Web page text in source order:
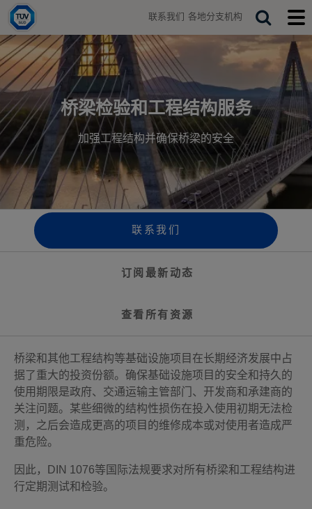
e
各地分支机构
联系我们
T
o
g
e
e
a
r
c
h
b
a
r
T
o
g
g
l
e
o
i
l
e
n
S
e
a
r
c
h
桥梁检验和工程结构服务
加强工程结构并确保桥梁的安全
联系我们
订阅最新动态
查看所有资源
桥梁和其他工程结构等基础设施项目在长期经济发展中占
据了重大的投资份额。确保基础设施项目的安全和持久的
使用期限是政府、交通运输主管部门、开发商和承建商的
关注问题。某些细微的结构性损伤在投入使用初期无法检
测，之后会造成更高的项目的维修成本或对使用者造成严
重危险。
因此，DIN 1076等国际法规要求对所有桥梁和工程结构进
行定期测试和检验。